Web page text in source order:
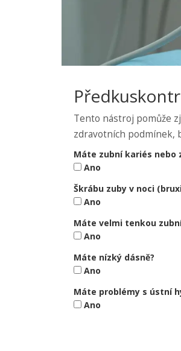
Tento nástroj pomůže
zdravotních podmínek,
Máte zubní kariés nebo
Ano
Škrábu zuby v noci
Ano
Máte velmi tenkou
Ano
Máte nízký dásně?
Ano
Máte problémy s ústní
Ano